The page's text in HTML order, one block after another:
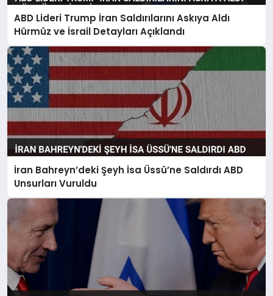
ABD Lideri Trump İran Saldırılarını Askıya Aldı
Hürmüz ve İsrail Detayları Açıklandı
İran Bahreyn’deki Şeyh İsa Üssü’ne Saldırdı ABD
Unsurları Vuruldu